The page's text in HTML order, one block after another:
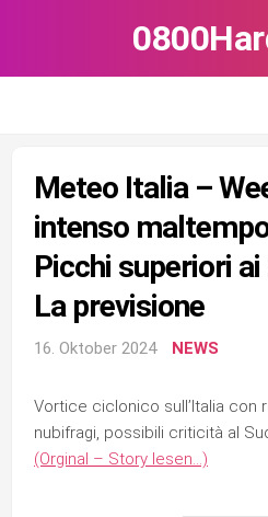
Meteo Italia –
intenso
Picchi superiori
La previsione
16. Oktober 2024 NEWS
Vortice ciclonico sull’Italia con
nubifragi, possibili criticità al
(Orginal – Story lesen…)